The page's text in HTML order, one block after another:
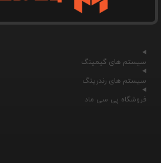
سیستم های گیمینگ
سیستم های رندرینگ
فروشگاه پی سی ماد